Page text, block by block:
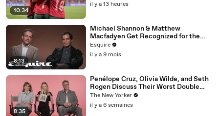
10:34
il y a 13 heures
8:13
Michael Shannon & Matthew
Macfadyen Get Recognized for the
Wrong Roles | Inquiring Minds | Esquire
Esquire
il y a 9 mois
8:35
Penélope Cruz, Olivia Wilde, and Seth
Rogen Discuss Their Worst Double
Dates | The Mini Interview
The New Yorker
il y a 6 semaines